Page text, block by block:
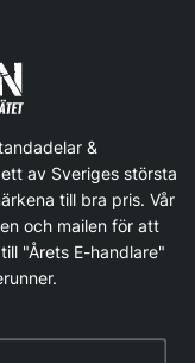
&
av Sveriges största
till bra pris. Vår
och mailen för att
"Årets E-handlare"